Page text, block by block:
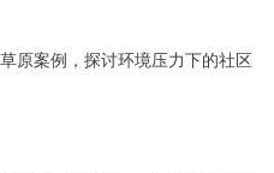
原案例，探讨环境压力下的社区